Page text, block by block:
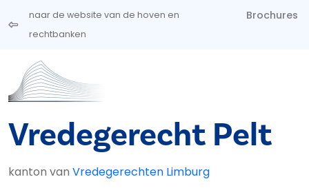
Overslaan en naar de inhoud gaan
naar de website van de hoven en
rechtbanken
Brochures
Vredegerecht Pelt
kanton van Vredegerechten Limburg